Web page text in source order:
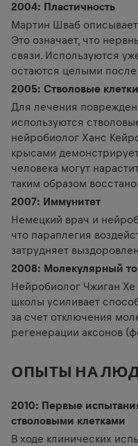
2004: Пластичность
Мартин Шваб
Это означает, что
связи. Используются
остаются целыми
2005: Стволовые клетки
Для лечения
используются
нейробиолог Ханс
крысами
человека могут
таким образом
2007: Иммунитет
Немецкий врач и
что параплегия
затрудняет
2008: Молекулярный
Нейробиолог Чжиган Хе
школы усиливает
за счет отключения
регенерации аксонов
ОПЫТЫ НА
2010: Первые
стволовыми клетками
В ходе клинических